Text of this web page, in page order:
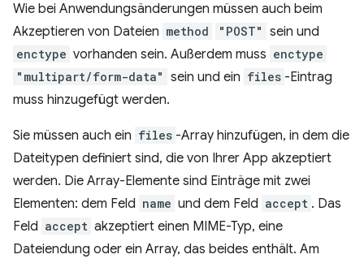
Wie bei Anwendungsänderungen müssen auch beim
Akzeptieren von Dateien method "POST" sein und
enctype vorhanden sein. Außerdem muss enctype
"multipart/form-data" sein und ein files -Eintrag
muss hinzugefügt werden.
Sie müssen auch ein files -Array hinzufügen, in dem die
Dateitypen definiert sind, die von Ihrer App akzeptiert
werden. Die Array-Elemente sind Einträge mit zwei
Elementen: dem Feld name und dem Feld accept . Das
Feld accept akzeptiert einen MIME-Typ, eine
Dateiendung oder ein Array, das beides enthält. Am